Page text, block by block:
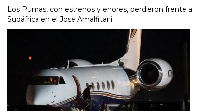
Los Pumas, con estrenos y errores, perdieron frente a
Sudáfrica en el José Amalfitani